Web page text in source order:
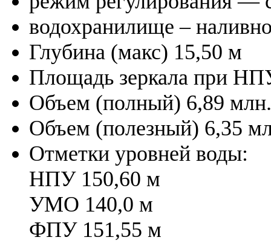
водохранилище –
Глубина (макс) 15,50 м
Площадь зеркала при
Объем (полный) 6,89
Объем (полезный) 6,35
Отметки уровней воды:
НПУ 150,60 м
УМО 140,0 м
ФПУ 151,55 м